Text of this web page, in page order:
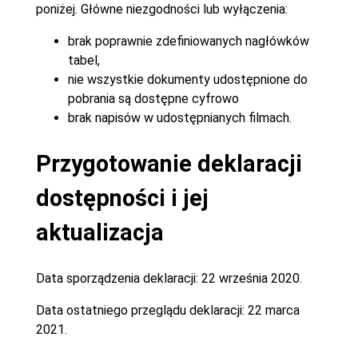
poniżej. Główne niezgodności lub wyłączenia:
brak poprawnie zdefiniowanych nagłówków
tabel,
nie wszystkie dokumenty udostępnione do
pobrania są dostępne cyfrowo
brak napisów w udostępnianych filmach.
Przygotowanie deklaracji
dostępności i jej
aktualizacja
Data sporządzenia deklaracji: 22 września 2020.
Data ostatniego przeglądu deklaracji: 22 marca
2021.